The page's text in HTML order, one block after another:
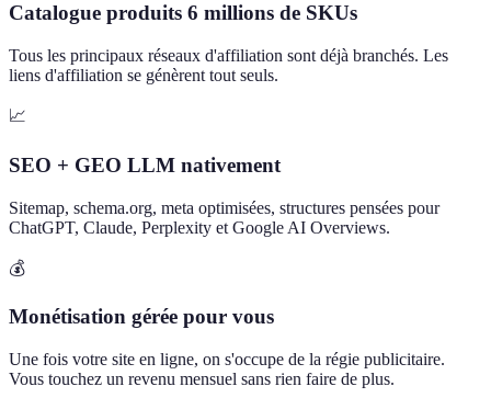
Catalogue produits 6 millions de SKUs
Tous les principaux réseaux d'affiliation sont déjà branchés. Les
liens d'affiliation se génèrent tout seuls.
📈
SEO + GEO LLM nativement
Sitemap, schema.org, meta optimisées, structures pensées pour
ChatGPT, Claude, Perplexity et Google AI Overviews.
💰
Monétisation gérée pour vous
Une fois votre site en ligne, on s'occupe de la régie publicitaire.
Vous touchez un revenu mensuel sans rien faire de plus.